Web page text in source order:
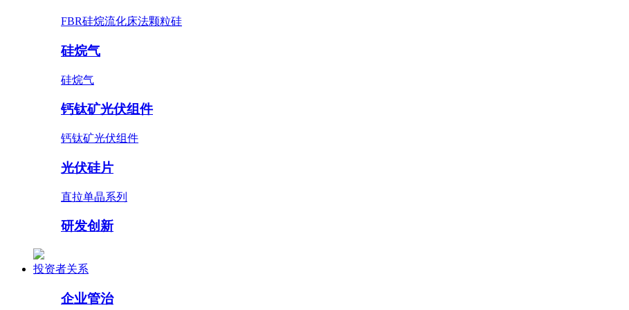
FBR硅烷流化床法颗粒硅
硅烷气
硅烷气
钙钛矿光伏组件
钙钛矿光伏组件
光伏硅片
直拉单晶系列
研发创新
投资者关系
企业管治